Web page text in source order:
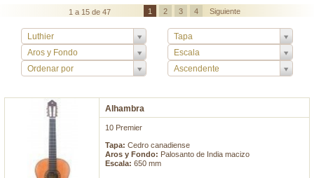
1 a 15 de 47 1 2 3 4 Siguiente
Luthier
Tapa
Aros y Fondo
Escala
Ascendente
Ordenar por
Alhambra
10 Premier
Tapa: Cedro canadiense
Aros y Fondo: Palosanto de India macizo
Escala: 650 mm